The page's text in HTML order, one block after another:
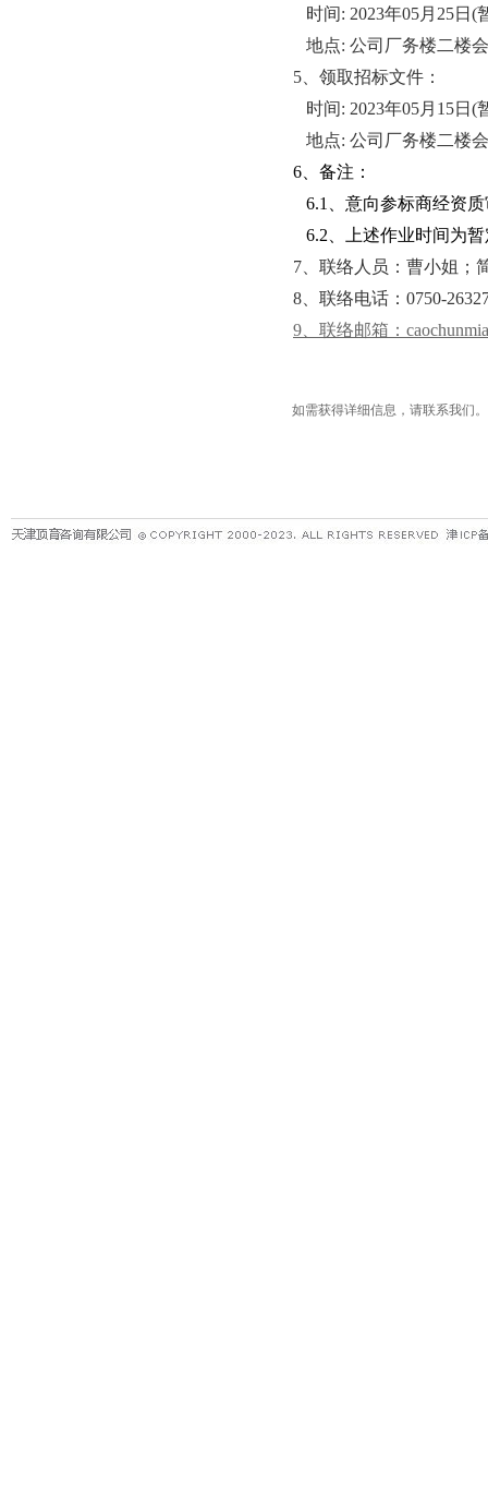
时间: 2023年05月25日(
地点: 公司厂务楼二楼
5、领取招标文件：
时间: 2023年05月15日(
地点: 公司厂务楼二楼
6、备注：
6.1、意向参标商经资
6.2、上述作业时间为
7、联络人员：曹小姐；
8、联络电话：0750-
9、联络邮箱：
如需获得详细信息，请联系我们。